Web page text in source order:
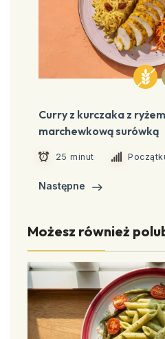
Curry z kurczaka z
marchewkową surówką
25 minut
Następne
Możesz również